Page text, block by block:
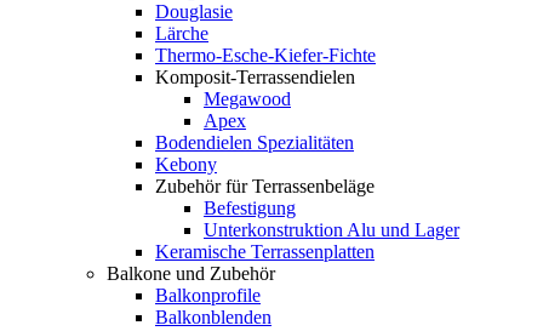
Douglasie
Lärche
Thermo-Esche-Kiefer-Fichte
Komposit-Terrassendielen
Megawood
Apex
Bodendielen Spezialitäten
Kebony
Zubehör für Terrassenbeläge
Befestigung
Unterkonstruktion Alu und Lager
Keramische Terrassenplatten
Balkone und Zubehör
Balkonprofile
Balkonblenden